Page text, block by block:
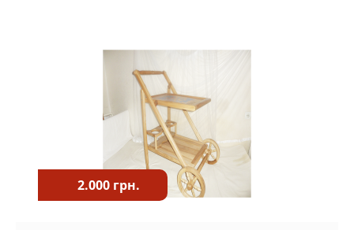
2.000 грн.